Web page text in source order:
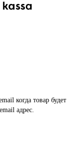
когда товар будет
адрес.